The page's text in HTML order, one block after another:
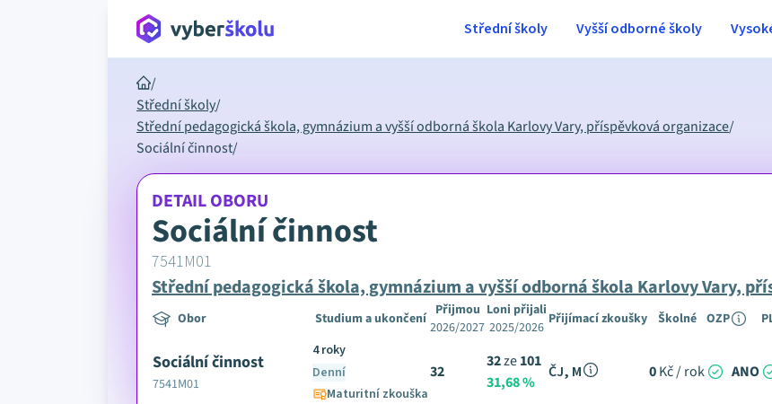
Střední školy Vyšší odborné školy
/
Střední školy/
Střední pedagogická škola, gymnázium a vyšší odborná škola Karlovy Vary, příspěvková organizace/
Sociální činnost/
DETAIL OBORU
Sociální činnost
7541M01
Střední pedagogická škola, gymnázium a vyšší odborná škola Karlovy Vary,
Obor Studium a ukončení Přijmou
2026/2027
Loni přijali
2025/2026 Přijímací zkoušky Školné OZP
Sociální činnost
7541M01
4 roky
Denní
Maturitní zkouška
32
32ze101
31,68 %
ČJ, M 0Kč / rok ANO